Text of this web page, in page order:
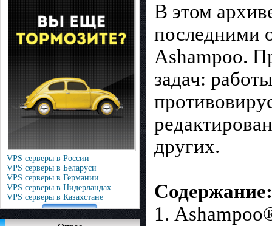
VPS серверы в России
VPS серверы в Беларуси
VPS серверы в Германии
VPS серверы в Нидерландах
VPS серверы в Казахстане
В этом
последними
Ashampoo.
задач:
других.
Содержание:
1.